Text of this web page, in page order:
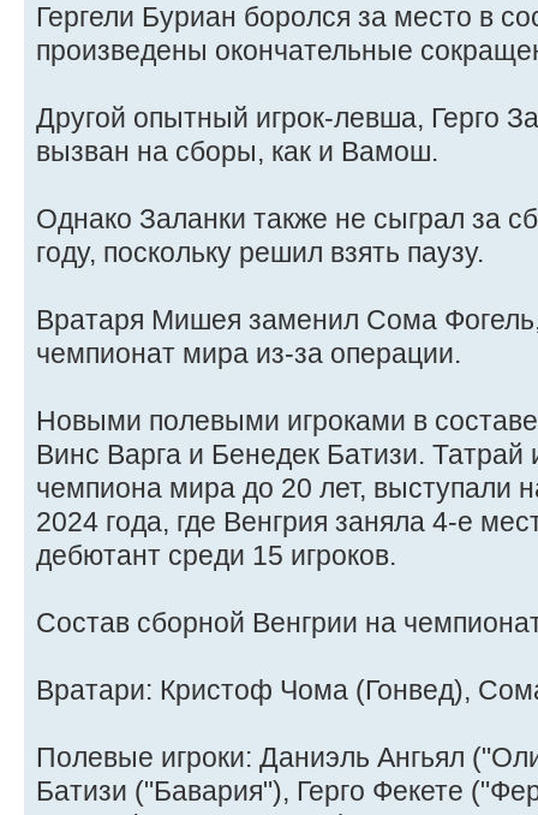
Гергели Буриан боролся за место в
произведены окончательные
Другой опытный игрок-левша, Герго
вызван на сборы, как и Вамош.
Однако Заланки также не сыграл за
году, поскольку решил взять паузу.
Вратаря Мишея заменил Сома
чемпионат мира из-за операции.
Новыми полевыми игроками в
Винс Варга и Бенедек Батизи.
чемпиона мира до 20 лет, выступали
2024 года, где Венгрия заняла 4-е
дебютант среди 15 игроков.
Состав сборной Венгрии на
Вратари: Кристоф Чома (Гонвед),
Полевые игроки: Даниэль Ангьял
Батизи ("Бавария"), Герго Фекете